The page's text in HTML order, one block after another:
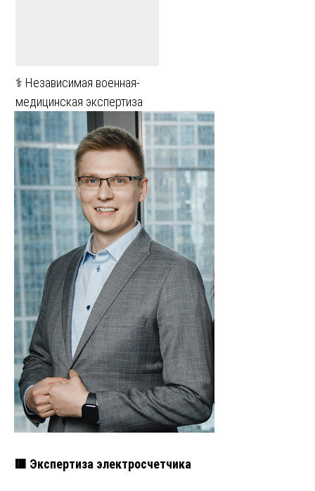
⚕️ Независимая военная-
медицинская экспертиза
🟥 Экспертиза электросчетчика